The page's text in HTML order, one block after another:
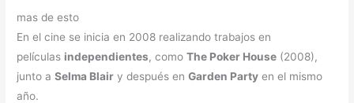
mas de esto
En el cine se inicia en 2008 realizando trabajos en
películas independientes, comoThe Poker House (2008),
junto aSelma Blair y después enGarden Party en el mismo
año.